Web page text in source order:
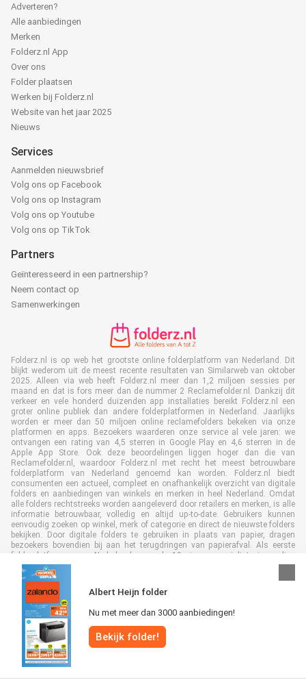
Albert Heijn folder
Nu met meer dan 3000 aanbiedingen!
Bekijk folder!
Adverteren?
Alle aanbiedingen
Merken
Folderz.nl App
Over ons
Folder plaatsen
Werken bij Folderz.nl
Website van het jaar 2025
Nieuws
Services
Aanmelden nieuwsbrief
Volg ons op Facebook
Volg ons op Instagram
Volg ons op Youtube
Volg ons op TikTok
Partners
Geïnteresseerd in een partnership?
Neem contact op
Samenwerkingen
Folderz.nl is op web het grootste online folderplatform van Nederland. Dit
blijkt wederom uit de meest recente resultaten van Similarweb van oktober
2025. Alleen via web heeft Folderz.nl meer dan 1,2 miljoen sessies per
maand en dat is fors meer dan de nummer 2 Reclamefolder.nl. Dankzij dit
verkeer en vele honderd duizenden app installaties bereikt Folderz.nl een
groter online publiek dan andere folderplatformen in Nederland. Jaarlijks
worden er meer dan 50 miljoen online reclamefolders bekeken via onze
platformen en apps. Bezoekers waarderen onze service al vele jaren: we
ontvangen een rating van 4,5 sterren in Google Play en 4,6 sterren in de
Apple App Store. Ook deze beoordelingen liggen hoger dan die van
Reclamefolder.nl, waardoor Folderz.nl met recht het meest betrouwbare
folderplatform van Nederland genoemd kan worden. Folderz.nl biedt
consumenten een actueel, compleet en onafhankelijk overzicht van digitale
folders en aanbiedingen van winkels en merken in heel Nederland. Omdat
alle folders rechtstreeks worden aangeleverd door retailers en merken, is alle
informatie betrouwbaar, volledig en altijd up-to-date. Gebruikers kunnen
eenvoudig zoeken op winkel, merk of categorie en direct de nieuwste folders
bekijken. Door digitale folders te gebruiken in plaats van papier, dragen
bezoekers bovendien bij aan het terugdringen van papierafval. Als eerste
folderplatform van Nederland en al 19 jaar specialist in online
folderpublicaties, heeft Folderz.nl duurzame samenwerkingen opgebouwd
met retailers en merken. Hierdoor zijn we uitgegroeid tot de toonaangevende
speler in de digitale foldermarkt.
Alle rechten voorbehouden © Folderz.nl 2026 |